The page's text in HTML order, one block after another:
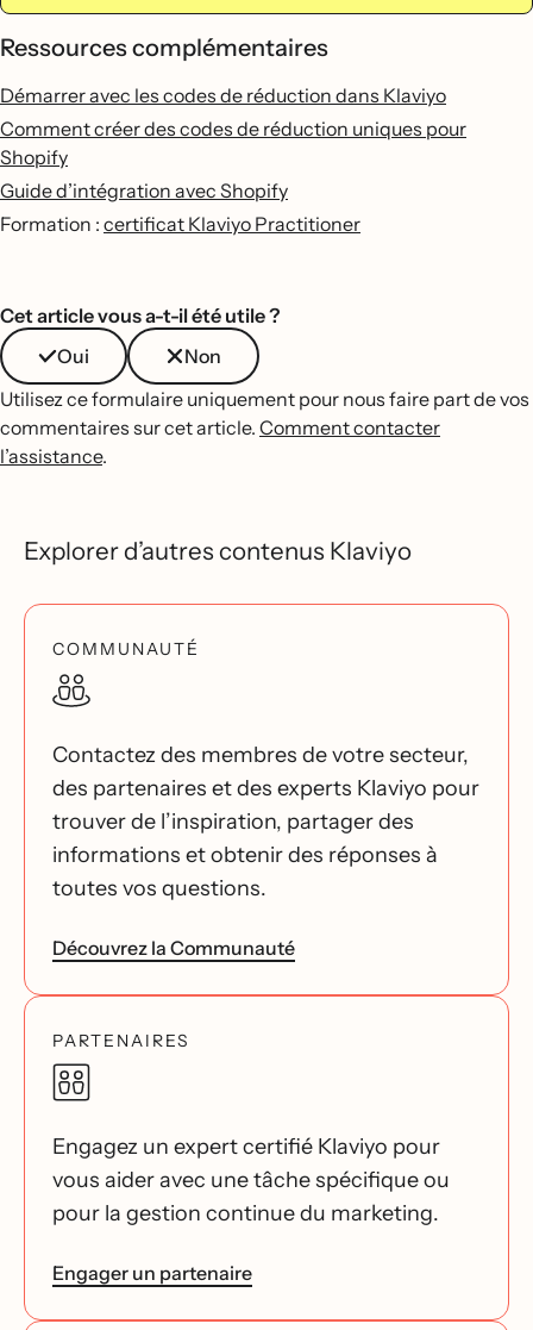
Ressources complémentaires
Démarrer avec les codes de réduction dans Klaviyo
Comment créer des codes de réduction uniques pour
Shopify
Guide d’intégration avec Shopify
Formation : certificat Klaviyo Practitioner
Cet article vous a-t-il été utile ?
Oui
Non
Utilisez ce formulaire uniquement pour nous faire part de vos
commentaires sur cet article. Comment contacter
l’assistance.
Explorer d’autres contenus Klaviyo
COMMUNAUTÉ
Contactez des membres de votre secteur,
des partenaires et des experts Klaviyo pour
trouver de l’inspiration, partager des
informations et obtenir des réponses à
toutes vos questions.
Découvrez la Communauté
PARTENAIRES
Engagez un expert certifié Klaviyo pour
vous aider avec une tâche spécifique ou
pour la gestion continue du marketing.
Engager un partenaire